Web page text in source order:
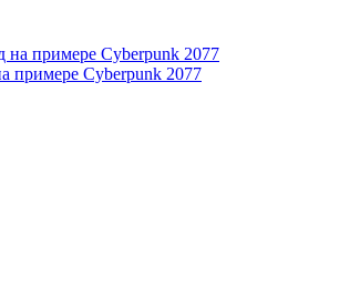
примере Cyberpunk 2077